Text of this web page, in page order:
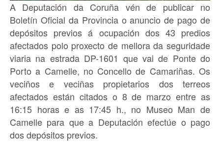
A Deputación da Coruña vén de publicar no
Boletín Oficial da Provincia o anuncio de pago de
depósitos previos á ocupación dos 43 predios
afectados polo proxecto de mellora da seguridade
viaria na estrada DP-1601 que vai de Ponte do
Porto a Camelle, no Concello de Camariñas. Os
veciños e veciñas propietarios dos terreos
afectados están citados o 8 de marzo entre as
16:15 horas e as 17:45 h., no Museo Man de
Camelle para que a Deputación efectúe o pago
dos depósitos previos.